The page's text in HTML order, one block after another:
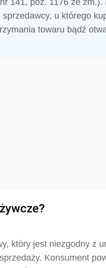
141, poz. 1176 ze zm.).
u którego
towaru bądź
który jest niezgodny z
Konsument